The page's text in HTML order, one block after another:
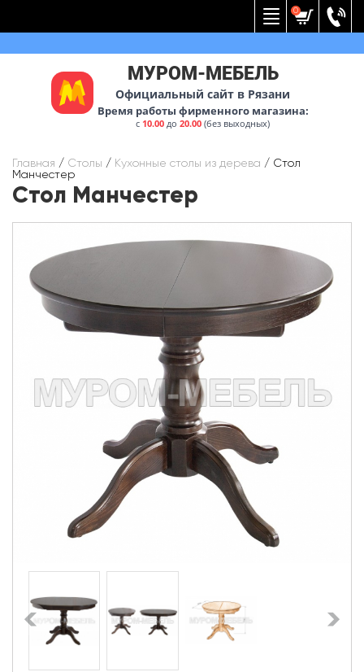
0
МУРОМ-МЕБЕЛЬ
Официальный сайт в Рязани
Время работы фирменного магазина:
с 10.00 до20.00 (без выходных)
Главная / Столы / Кухонные столы из дерева / Стол
Манчестер
Стол Манчестер